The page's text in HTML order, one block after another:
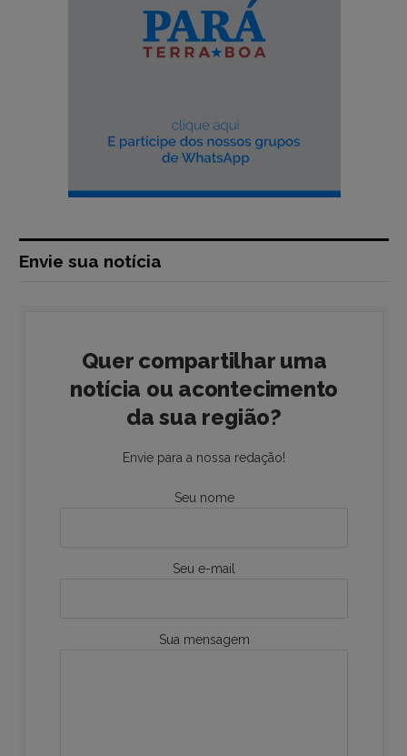
Envie sua notícia
Quer compartilhar uma
notícia ou acontecimento
da sua região?
Envie para a nossa redação!
Seu nome
Seu e-mail
Sua mensagem